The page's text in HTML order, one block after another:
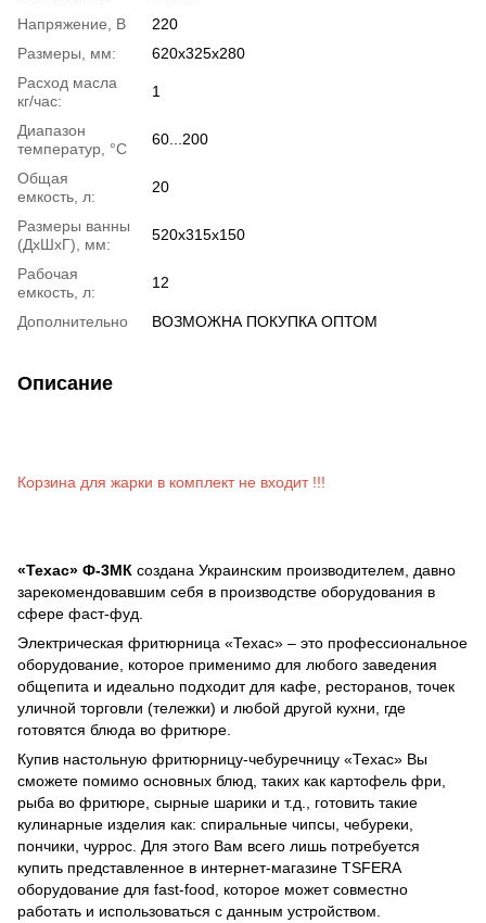
Напряжение, В
220
Размеры, мм:
620х325х280
Расход масла
кг/час:
1
Диапазон
температур, °С
60...200
Общая
емкость, л:
20
Размеры ванны
(ДхШхГ), мм:
520х315х150
Рабочая
емкость, л:
12
Дополнительно ВОЗМОЖНА ПОКУПКА ОПТОМ
Описание
Корзина для жарки в комплект не входит !!!
«Техас» Ф-3МК создана Украинским производителем, давно
зарекомендовавшим себя в производстве оборудования в
сфере фаст-фуд.
Электрическая фритюрница «Техас» – это профессиональное
оборудование, которое применимо для любого заведения
общепита и идеально подходит для кафе, ресторанов, точек
уличной торговли (тележки) и любой другой кухни, где
готовятся блюда во фритюре.
Купив настольную фритюрницу-чебуречницу «Техас» Вы
сможете помимо основных блюд, таких как картофель фри,
рыба во фритюре, сырные шарики и т.д., готовить такие
кулинарные изделия как: спиральные чипсы, чебуреки,
пончики, чуррос. Для этого Вам всего лишь потребуется
купить представленное в интернет-магазине TSFERA
оборудование для fast-food, которое может совместно
работать и использоваться с данным устройством.